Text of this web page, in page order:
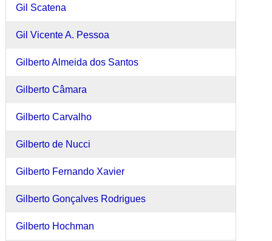
Gil Scatena
Gil Vicente A. Pessoa
Gilberto Almeida dos Santos
Gilberto Câmara
Gilberto Carvalho
Gilberto de Nucci
Gilberto Fernando Xavier
Gilberto Gonçalves Rodrigues
Gilberto Hochman